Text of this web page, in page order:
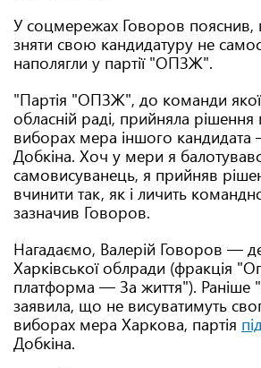
У соцмережах Говоров
зняти свою кандидатуру не
наполягли у партії "ОПЗЖ".
"Партія "ОПЗЖ", до команди
обласній раді, прийняла
виборах мера іншого
Добкіна. Хоч у мери я
самовисуванець, я прийняв
вчинити так, як і личить
зазначив Говоров.
Нагадаємо, Валерій Говоров —
Харківської облради (фракція
платформа — За життя").
заявила, що не висуватимуть
виборах мера Харкова, партія
Добкіна.